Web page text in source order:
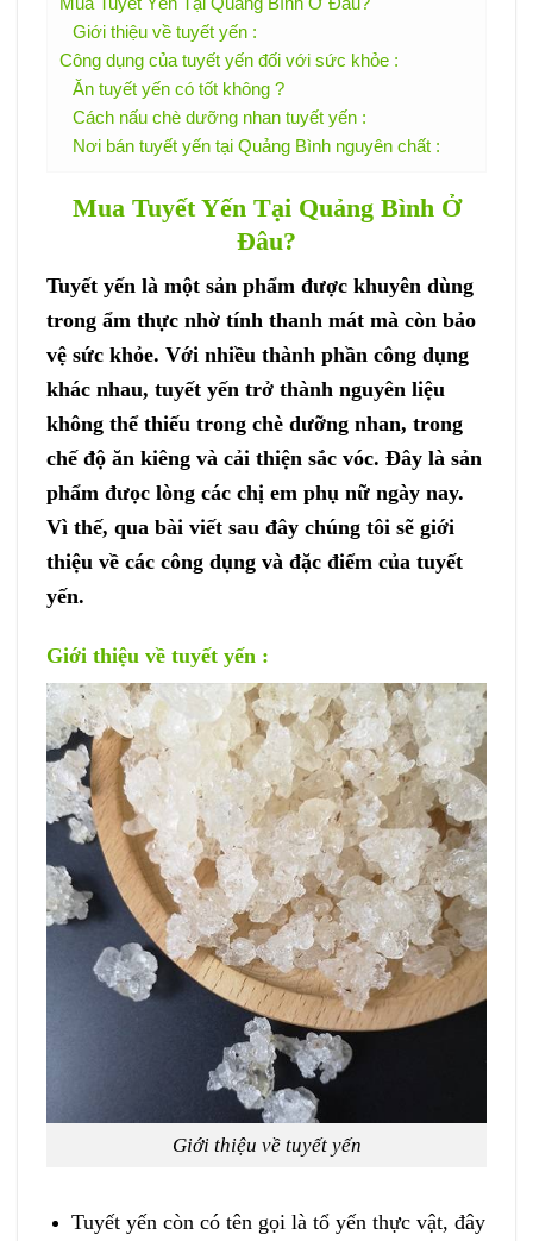
Giới thiệu về tuyết yến :
Công dụng của tuyết yến đối với sức khỏe :
Ăn tuyết yến có tốt không ?
Cách nấu chè dưỡng nhan tuyết yến :
Nơi bán tuyết yến tại Quảng Bình nguyên chất :
Mua Tuyết Yến Tại Quảng Bình Ở
Đâu?
Tuyết yến là một sản phẩm được khuyên dùng
trong ẩm thực nhờ tính thanh mát mà còn bảo
vệ sức khỏe. Với nhiều thành phần công dụng
khác nhau, tuyết yến trở thành nguyên liệu
không thể thiếu trong chè dưỡng nhan, trong
chế độ ăn kiêng và cải thiện sắc vóc. Đây là sản
phẩm đưọc lòng các chị em phụ nữ ngày nay.
Vì thế, qua bài viết sau đây chúng tôi sẽ giới
thiệu về các công dụng và đặc điểm của tuyết
yến.
Giới thiệu về tuyết yến :
Giới thiệu về tuyết yến
Tuyết yến còn có tên gọi là tổ yến thực vật, đây